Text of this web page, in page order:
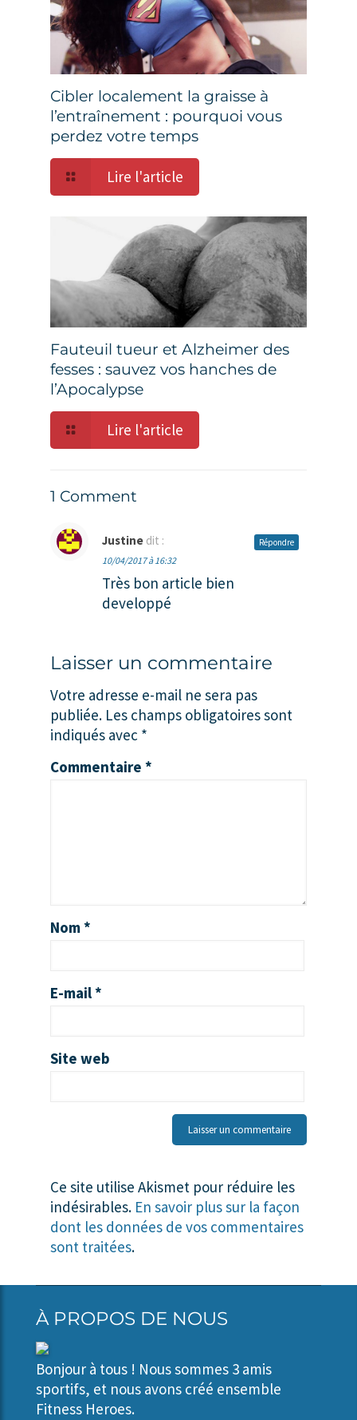
Cibler localement la graisse à
l’entraînement : pourquoi vous
perdez votre temps
Lire l'article
Fauteuil tueur et Alzheimer des
fesses : sauvez vos hanches de
l’Apocalypse
Lire l'article
1 Comment
Justine dit :
10/04/2017 à 16:32
Très bon article bien
developpé
Répondre
Laisser un commentaire
Votre adresse e-mail ne sera pas
publiée. Les champs obligatoires sont
indiqués avec *
Commentaire *
Nom *
E-mail *
Site web
Ce site utilise Akismet pour réduire les
indésirables. En savoir plus sur la façon
dont les données de vos commentaires
sont traitées.
À PROPOS DE NOUS
Bonjour à tous ! Nous sommes 3 amis
sportifs, et nous avons créé ensemble
Fitness Heroes.